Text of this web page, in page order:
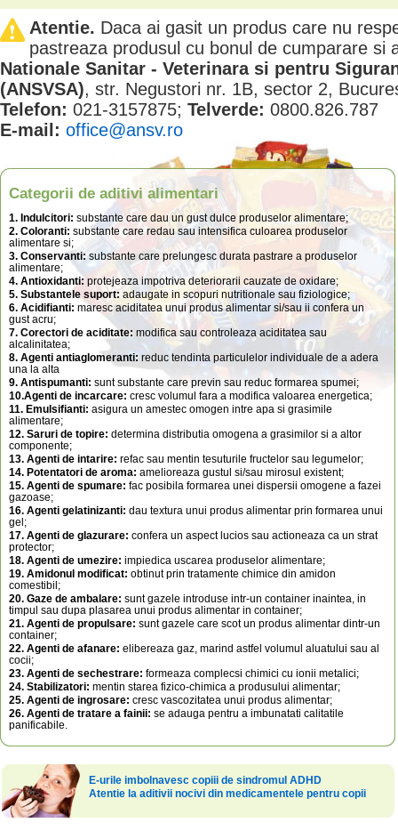
Atentie. Daca ai gasit un produs care nu
pastreaza produsul cu bonul de cumparare si
Nationale Sanitar - Veterinara si pentru
(ANSVSA), str. Negustori nr. 1B, sector 2,
Telefon: 021-3157875; Telverde: 0800.826.787
E-mail: office@ansv.ro
Categorii de aditivi alimentari
1. Indulcitori: substante care dau un gust dulce produselor alimentare;
2. Coloranti: substante care redau sau intensifica culoarea produselor
alimentare si;
3. Conservanti: substante care prelungesc durata pastrare a produselor
alimentare;
4. Antioxidanti: protejeaza impotriva deteriorarii cauzate de oxidare;
5. Substantele suport: adaugate in scopuri nutritionale sau fiziologice;
6. Acidifianti: maresc aciditatea unui produs alimentar si/sau ii confera un
gust acru;
7. Corectori de aciditate: modifica sau controleaza aciditatea sau
alcalinitatea;
8. Agenti antiaglomeranti: reduc tendinta particulelor individuale de a adera
una la alta
9. Antispumanti: sunt substante care previn sau reduc formarea spumei;
10.Agenti de incarcare: cresc volumul fara a modifica valoarea energetica;
11. Emulsifianti: asigura un amestec omogen intre apa si grasimile
alimentare;
12. Saruri de topire: determina distributia omogena a grasimilor si a altor
componente;
13. Agenti de intarire: refac sau mentin tesuturile fructelor sau legumelor;
14. Potentatori de aroma: amelioreaza gustul si/sau mirosul existent;
15. Agenti de spumare: fac posibila formarea unei dispersii omogene a fazei
gazoase;
16. Agenti gelatinizanti: dau textura unui produs alimentar prin formarea unui
gel;
17. Agenti de glazurare: confera un aspect lucios sau actioneaza ca un strat
protector;
18. Agenti de umezire: impiedica uscarea produselor alimentare;
19. Amidonul modificat: obtinut prin tratamente chimice din amidon
comestibil;
20. Gaze de ambalare: sunt gazele introduse intr-un container inaintea, in
timpul sau dupa plasarea unui produs alimentar in container;
21. Agenti de propulsare: sunt gazele care scot un produs alimentar dintr-un
container;
22. Agenti de afanare: elibereaza gaz, marind astfel volumul aluatului sau al
cocii;
23. Agenti de sechestrare: formeaza complecsi chimici cu ionii metalici;
24. Stabilizatori: mentin starea fizico-chimica a produsului alimentar;
25. Agenti de ingrosare: cresc vascozitatea unui produs alimentar;
26. Agenti de tratare a fainii: se adauga pentru a imbunatati calitatile
panificabile.
E-urile imbolnavesc copiii de sindromul ADHD
Atentie la aditivii nocivi din medicamentele pentru copii